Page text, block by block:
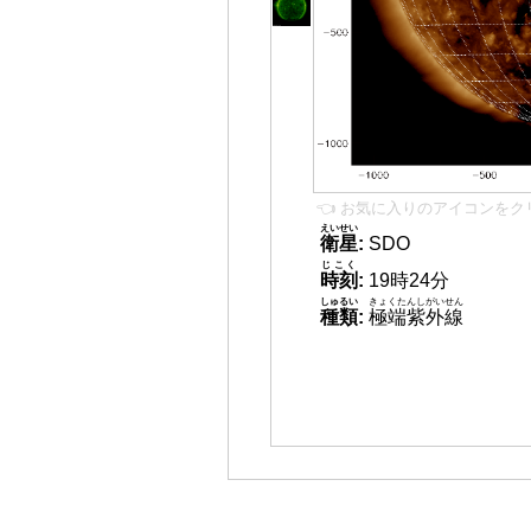
👈 お気に入りのアイコンをク
衛星
えいせい
: SDO
時刻
じこく
: 19時24分
種類
しゅるい
: 極端紫外線
きょくたんしがいせん